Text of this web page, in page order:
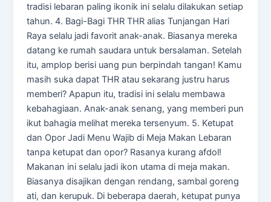
tradisi lebaran paling ikonik ini selalu dilakukan setiap
tahun. 4. Bagi-Bagi THR THR alias Tunjangan Hari
Raya selalu jadi favorit anak-anak. Biasanya mereka
datang ke rumah saudara untuk bersalaman. Setelah
itu, amplop berisi uang pun berpindah tangan! Kamu
masih suka dapat THR atau sekarang justru harus
memberi? Apapun itu, tradisi ini selalu membawa
kebahagiaan. Anak-anak senang, yang memberi pun
ikut bahagia melihat mereka tersenyum. 5. Ketupat
dan Opor Jadi Menu Wajib di Meja Makan Lebaran
tanpa ketupat dan opor? Rasanya kurang afdol!
Makanan ini selalu jadi ikon utama di meja makan.
Biasanya disajikan dengan rendang, sambal goreng
ati, dan kerupuk. Di beberapa daerah, ketupat punya